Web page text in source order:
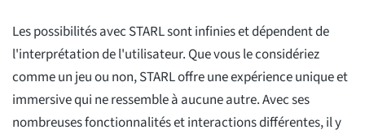
Les possibilités avec STARL sont infinies et dépendent de
l'interprétation de l'utilisateur. Que vous le considériez
comme un jeu ou non, STARL offre une expérience unique et
immersive qui ne ressemble à aucune autre. Avec ses
nombreuses fonctionnalités et interactions différentes, il y